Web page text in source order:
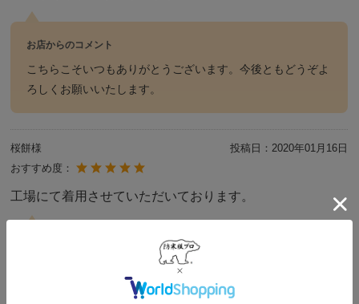
お店からのコメント
こちらこそいつもありがとうございます。今後ともどうぞよ
ろしくお願いいたします。
桜餅様 投稿日： 2020年01月16日
おすすめ度：
工場にて着用させていただいております。
ご注文ありがとうございます。防水の人気のある防寒白衣で
す。長くご愛用下さい。